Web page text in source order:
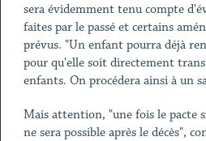
sera évidemment tenu compte
faites par le passé et certains
prévus. "Un enfant pourra déjà
pour qu'elle soit directement
enfants. On procédera ainsi à un
Mais attention, "une fois le pacte
ne sera possible après le décès",